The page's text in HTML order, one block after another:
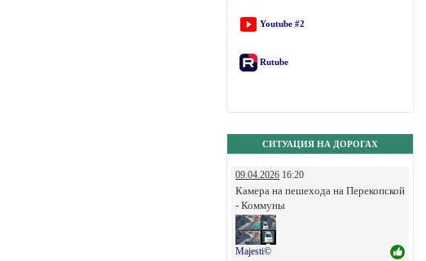
Youtube #2
Rutube
СИТУАЦИЯ НА ДОРОГАХ
09.04.2026 16:20
Камера на пешехода на Перекопской
- Коммуны
Majesti©